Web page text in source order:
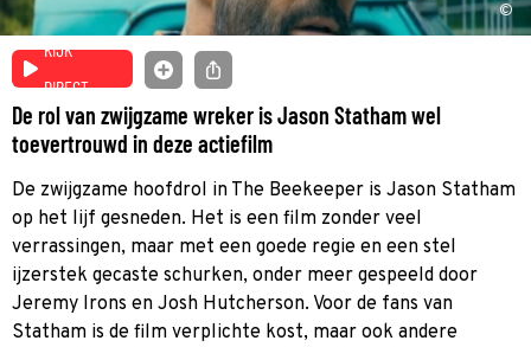
©
KIJK
DIRECT
De rol van zwijgzame wreker is Jason Statham wel
toevertrouwd in deze actiefilm
De zwijgzame hoofdrol in The Beekeeper is Jason Statham
op het lijf gesneden. Het is een film zonder veel
verrassingen, maar met een goede regie en een stel
ijzerstek gecaste schurken, onder meer gespeeld door
Jeremy Irons en Josh Hutcherson. Voor de fans van
Statham is de film verplichte kost, maar ook andere